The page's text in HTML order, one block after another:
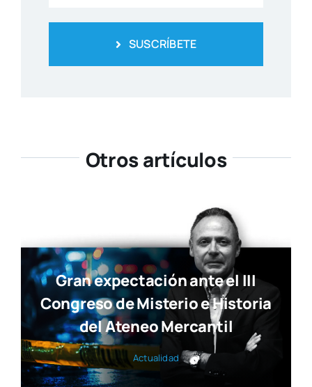
SUSCRÍBETE
Otros artículos
Gran expectación ante el III
Congreso de Misterio e Historia
del Ateneo Mercantil
Actua­li­dad